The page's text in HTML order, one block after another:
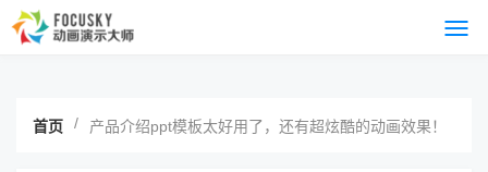
首页 / 产品介绍ppt模板太好用了，还有超炫酷的动画效果！